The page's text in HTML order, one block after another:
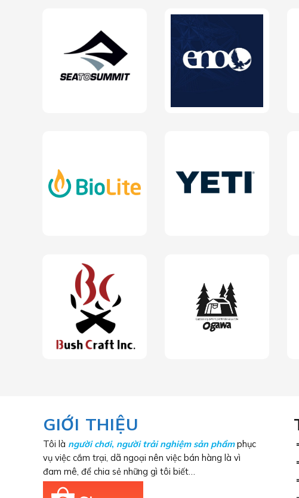
GIỚI THIỆU
Tôi là người chơi, người trải nghiệm sản phẩmphục
vụ việc cắm trại, dã ngoại nên việc bán hàng là vì
đam mê, để chia sẻ những gì tôi biết…